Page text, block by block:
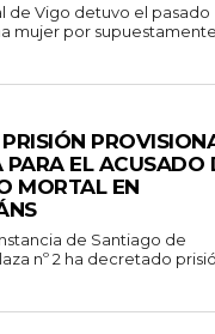
de Vigo detuvo el pasado
mujer por
PARA EL ACUSADO
MORTAL EN
de Santiago de
nº 2 ha decretado